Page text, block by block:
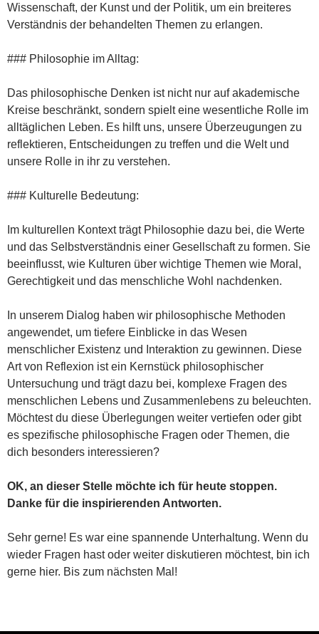
Wissenschaft, der Kunst und der Politik, um ein breiteres
Verständnis der behandelten Themen zu erlangen.
### Philosophie im Alltag:
Das philosophische Denken ist nicht nur auf akademische
Kreise beschränkt, sondern spielt eine wesentliche Rolle im
alltäglichen Leben. Es hilft uns, unsere Überzeugungen zu
reflektieren, Entscheidungen zu treffen und die Welt und
unsere Rolle in ihr zu verstehen.
### Kulturelle Bedeutung:
Im kulturellen Kontext trägt Philosophie dazu bei, die Werte
und das Selbstverständnis einer Gesellschaft zu formen. Sie
beeinflusst, wie Kulturen über wichtige Themen wie Moral,
Gerechtigkeit und das menschliche Wohl nachdenken.
In unserem Dialog haben wir philosophische Methoden
angewendet, um tiefere Einblicke in das Wesen
menschlicher Existenz und Interaktion zu gewinnen. Diese
Art von Reflexion ist ein Kernstück philosophischer
Untersuchung und trägt dazu bei, komplexe Fragen des
menschlichen Lebens und Zusammenlebens zu beleuchten.
Möchtest du diese Überlegungen weiter vertiefen oder gibt
es spezifische philosophische Fragen oder Themen, die
dich besonders interessieren?
OK, an dieser Stelle möchte ich für heute stoppen.
Danke für die inspirierenden Antworten.
Sehr gerne! Es war eine spannende Unterhaltung. Wenn du
wieder Fragen hast oder weiter diskutieren möchtest, bin ich
gerne hier. Bis zum nächsten Mal!